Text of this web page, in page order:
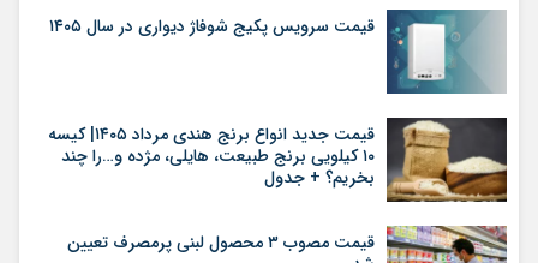
قیمت سرویس پکیج شوفاژ دیواری در سال ۱۴۰۵
قیمت جدید انواع برنج هندی مرداد ۱۴۰۵| کیسه
۱۰ کیلویی برنج طبیعت، هایلی، مژده و…را چند
بخریم؟ + جدول
قیمت مصوب ۳ محصول لبنی پرمصرف تعیین